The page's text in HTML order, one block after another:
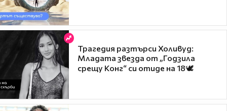
Трагедия разтърси Холивуд:
Младата звезда от „Годзила
срещу Конг“ си отиде на 18🕊️